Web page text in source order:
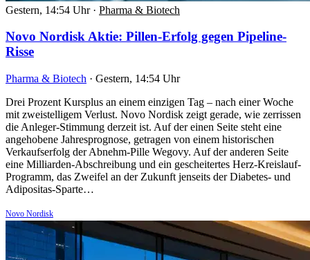
Gestern, 14:54 Uhr · Pharma & Biotech
Novo Nordisk Aktie: Pillen-Erfolg gegen Pipeline-
Risse
Pharma & Biotech · Gestern, 14:54 Uhr
Drei Prozent Kursplus an einem einzigen Tag – nach einer Woche
mit zweistelligem Verlust. Novo Nordisk zeigt gerade, wie zerrissen
die Anleger-Stimmung derzeit ist. Auf der einen Seite steht eine
angehobene Jahresprognose, getragen von einem historischen
Verkaufserfolg der Abnehm-Pille Wegovy. Auf der anderen Seite
eine Milliarden-Abschreibung und ein gescheitertes Herz-Kreislauf-
Programm, das Zweifel an der Zukunft jenseits der Diabetes- und
Adipositas-Sparte…
Novo Nordisk